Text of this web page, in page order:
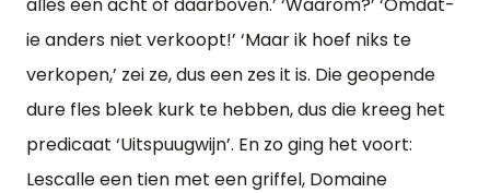
ie anders niet verkoopt!’ ‘Maar ik hoef niks te
verkopen,’ zei ze, dus een zes it is. Die geopende
dure fles bleek kurk te hebben, dus die kreeg het
predicaat ‘Uitspuugwijn’. En zo ging het voort:
Lescalle een tien met een griffel, Domaine